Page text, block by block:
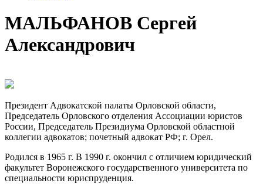
МАЛЬФАНОВ Сергей
Александрович
Президент Адвокатской палаты Орловской области,
Председатель Орловского отделения Ассоциации юристов
России, Председатель Президиума Орловской областной
коллегии адвокатов; почетный адвокат РФ; г. Орел.
Родился в 1965 г. В 1990 г. окончил с отличием юридический
факультет Воронежского государственного университета по
специальности юриспруденция.